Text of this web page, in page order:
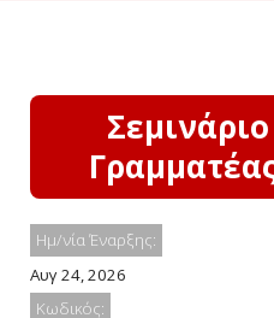
Ημ/νία Έναρξης:
Αυγ 24, 2026
Κωδικός: